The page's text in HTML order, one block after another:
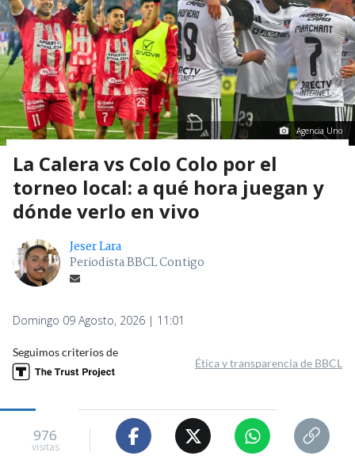
Agencia Uno
La Calera vs Colo Colo por el
torneo local: a qué hora juegan y
dónde verlo en vivo
Jeser Lara
Periodista BBCL Contigo
Domingo 09 Agosto, 2026 | 11:01
Seguimos criterios de
Ética y transparencia de BBCL
976
visitas